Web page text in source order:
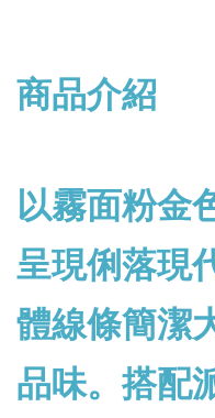
商品介紹
以霧面粉金
呈現俐落現
體線條簡潔
品味。搭配